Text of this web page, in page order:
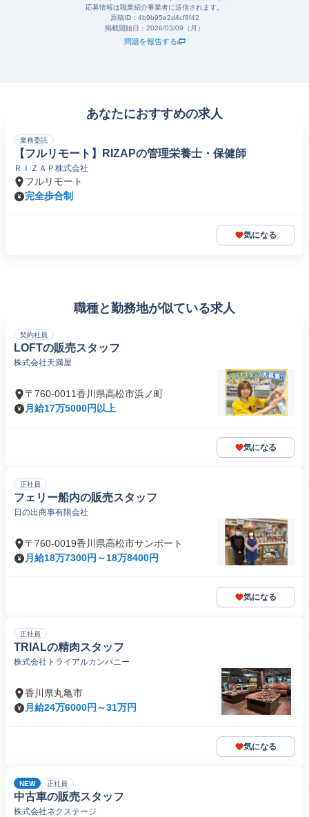
応募情報は職業紹介事業者に送信されます。
原稿ID： 4b9b95e2d4cf8f42
掲載開始日： 2026/03/09（月）
問題を報告する
あなたにおすすめの求人
業務委託
【フルリモート】RIZAPの管理栄養士・保健師
ＲＩＺＡＰ株式会社
フルリモート
完全歩合制
気になる
職種と勤務地が似ている求人
契約社員
LOFTの販売スタッフ
株式会社天満屋
〒760-0011香川県高松市浜ノ町
月給17万5000円以上
気になる
正社員
フェリー船内の販売スタッフ
日の出商事有限会社
〒760-0019香川県高松市サンポート
月給18万7300円～18万8400円
気になる
正社員
TRIALの精肉スタッフ
株式会社トライアルカンパニー
香川県丸亀市
月給24万6000円～31万円
気になる
NEW 正社員
中古車の販売スタッフ
株式会社ネクステージ